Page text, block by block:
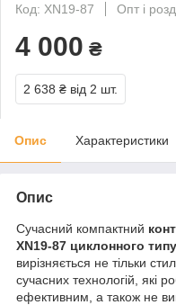
Код: XN19-87
Опт і
4 000 ₴
2 638 ₴ від 2 шт.
Опис Характеристики
Опис
Сучасний компактний
XN19-87 циклонного
вирізняється не тільки
сучасних технологій, які
ефективним, а також не